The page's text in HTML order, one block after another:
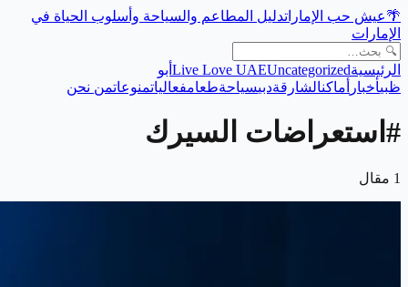
🌴عيش حب الإماراتدليل المطاعم والسياحة وأسلوب الحياة في
الإمارات
الرئيسية Live Love UAEUncategorized
أبو
ظبيأخبار أماكنالشارقةدبيسياحةطعامفعالياتمنوعاتمن نحن
# استعراضات السيرك
1 مقال